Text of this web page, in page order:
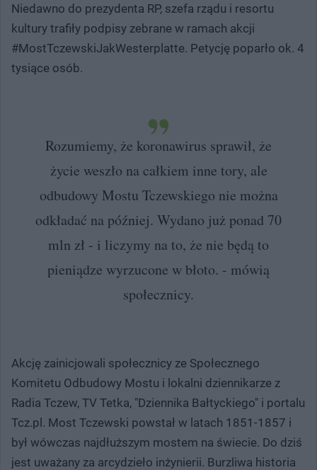
Niedawno do prezydenta RP, szefa rządu i resortu
kultury trafiły podpisy zebrane w ramach akcji
#MostTczewskiJakWesterplatte. Petycję poparło ok. 4
tysiące osób.
Rozumiemy, że koronawirus sprawił, że
życie weszło na całkiem inne tory, ale
odbudowy Mostu Tczewskiego nie można
odkładać na później. Wydano już ponad 70
mln zł - i liczymy na to, że nie będą to
pieniądze wyrzucone w błoto. - mówią
społecznicy.
Akcję zainicjowali społecznicy ze Społecznego
Komitetu Odbudowy Mostu i lokalni dziennikarze z
Radia Tczew, TV Tetka, "Dziennika Bałtyckiego" i portalu
Tcz.pl. Most Tczewski powstał w latach 1851-1857 i
był wówczas najdłuższym mostem na świecie. Do dziś
jest uważany za arcydzieło inżynierii. Burzliwa historia